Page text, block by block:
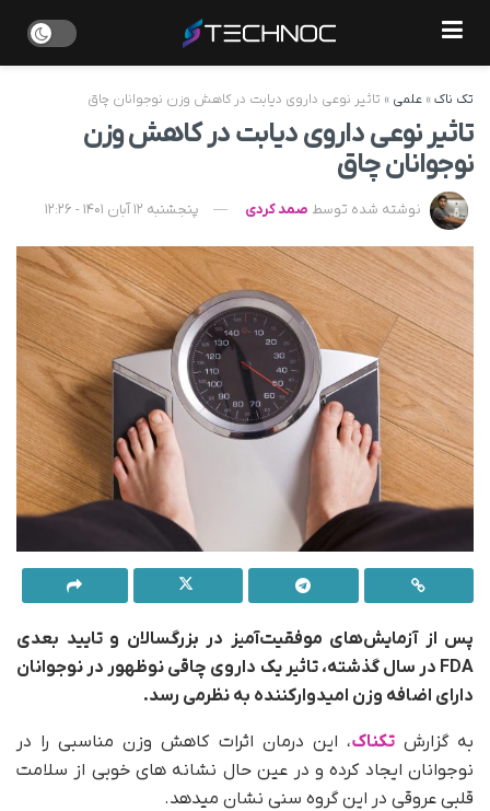
تک ناک» علمی » تاثیر نوعی داروی دیابت در کاهش وزن نوجوانان چاق
تاثیر نوعی داروی دیابت در کاهش وزن
نوجوانان چاق
نوشته شده توسط صمد کردی پنجشنبه 12 آبان 1401 - 12:26
پس از آزمایش‌های موفقیت‌آمیز در بزرگسالان و تایید بعدی
FDA در سال گذشته، تاثیر یک داروی چاقی نوظهور در نوجوانان
دارای اضافه وزن امیدوارکننده به نظرمی رسد.
به گزارشتکناک، این درمان اثرات کاهش وزن مناسبی را در
نوجوانان ایجاد کرده و در عین حال نشانه های خوبی از سلامت
قلبی عروقی در این گروه سنی نشان میدهد.